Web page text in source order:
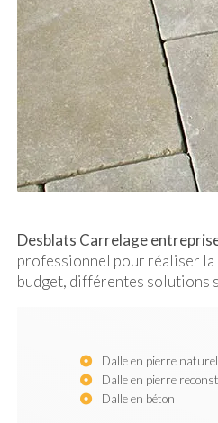
Desblats Carrelage
professionnel pour réaliser la
budget, différentes solutions
Dalle en pierre
Dalle en pierre
Dalle en béton